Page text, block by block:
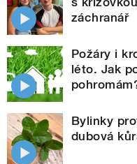
záchranář
Požáry i
léto. Jak
Bylinky
dubová